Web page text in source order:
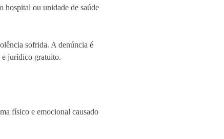
hospital ou unidade de saúde
sofrida. A denúncia é
e jurídico gratuito.
físico e emocional causado